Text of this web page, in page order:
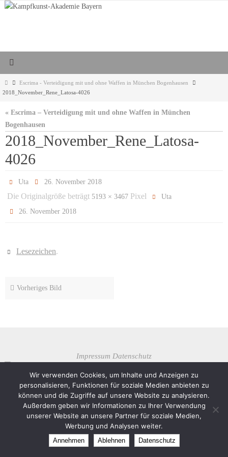
Zum
StartEscrima - Verteidigung mit und ohne Waffen in München Bogenhausen
2018_November_Rene_Latosa-4026
« Escrima – Verteidigung mit und ohne Waffen in München
Bogenhausen
2018_November_Rene_Latosa-
4026
Uta 26. November 2018
Die Originalgröße beträgt 5193 × 3467 Pixel
Uta
26. November 2018
Lesezeichen.
Vorheriges Bild
Impressum Datenschutz
Theme created byDettmer Informatik
Präsentiert von Nirvana & WordPress.
Wir verwenden Cookies, um Inhalte und Anzeigen zu
personalisieren, Funktionen für soziale Medien anbieten zu
können und die Zugriffe auf unsere Website zu analysieren.
Außerdem geben wir Informationen zu Ihrer Verwendung
unserer Website an unsere Partner für soziale Medien,
Werbung und Analysen weiter.
Annehmen Ablehnen Datenschutz